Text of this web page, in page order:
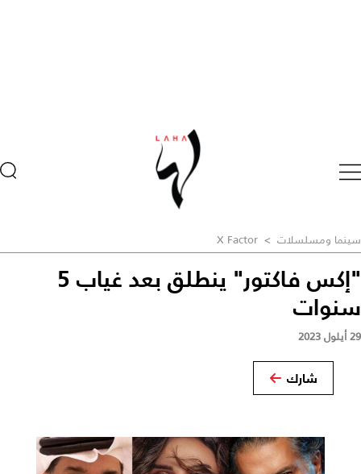
سينما ومسلسلات >
X Factor
"إكس فاكتور" ينطلق بعد غياب 5
سنوات
29 أيلول 2023
شارك